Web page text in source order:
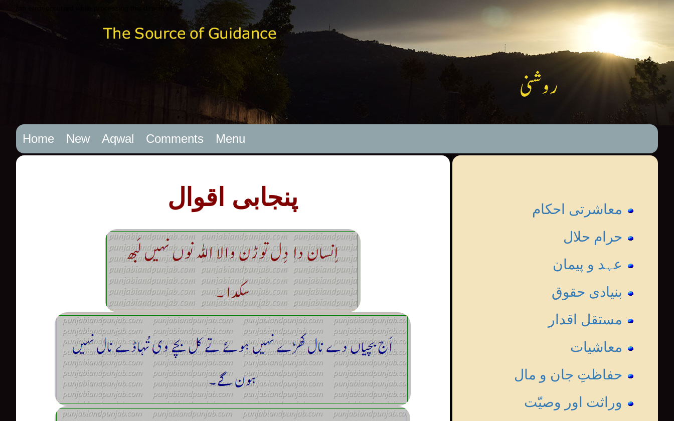
[an error occurred while processing this directive]
Home New Aqwal Comments Menu
پنجابی اقوال
معاشرتی احکام
حرام حلال
عہد و پیمان
بنیادی حقوق
مستقل اقدار
معاشیات
حفاظتِ جان و مال
وراثت اور وصیّت